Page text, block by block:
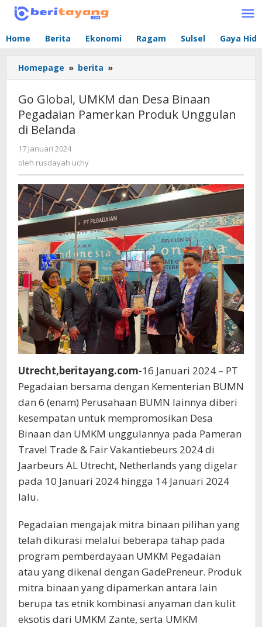
Lewati
Home Berita Ekonomi Ragam Sulsel Gaya
Homepage » berita »
Global,
UMKM
dan
Desa
Unggulan
di
Belanda
Go Global, UMKM dan Desa Binaan
Pegadaian Pamerkan Produk Unggulan
di Belanda
17 Januari 2024
rusdayah
uchy
oleh rusdayah uchy
Utrecht,beritayang.com-16 Januari 2024 – PT
Pegadaian bersama dengan Kementerian BUMN
dan 6 (enam) Perusahaan BUMN lainnya diberi
kesempatan untuk mempromosikan Desa
Binaan dan UMKM unggulannya pada Pameran
Travel Trade & Fair Vakantiebeurs 2024 di
Jaarbeurs AL Utrecht, Netherlands yang digelar
pada 10 Januari 2024 hingga 14 Januari 2024
lalu.
Pegadaian mengajak mitra binaan pilihan yang
telah dikurasi melalui beberapa tahap pada
program pemberdayaan UMKM Pegadaian
atau yang dikenal dengan GadePreneur. Produk
mitra binaan yang dipamerkan antara lain
berupa tas etnik kombinasi anyaman dan kulit
eksotis dari UMKM Zante, serta UMKM